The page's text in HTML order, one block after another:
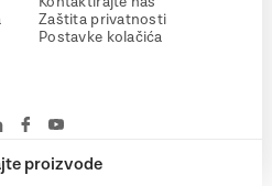
proizvode
Zaštita privatnosti
Postavke kolačića